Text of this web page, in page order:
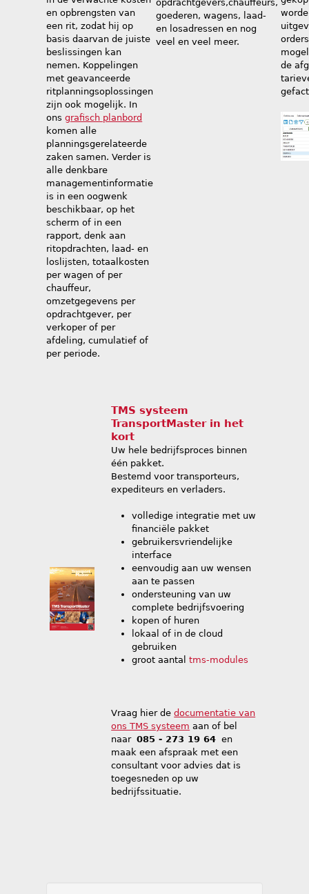
en opbrengsten van
een rit, zodat hij op
basis daarvan de juiste
beslissingen kan
nemen. Koppelingen
met geavanceerde
ritplanningsoplossingen
zijn ook mogelijk. In
onsgrafisch planbord
komen alle
planningsgerelateerde
zaken samen. Verder is
alle denkbare
managementinformatie
is in een oogwenk
beschikbaar, op het
scherm of in een
rapport, denk aan
ritopdrachten, laad- en
loslijsten, totaalkosten
per wagen of per
chauffeur,
omzetgegevens per
opdrachtgever, per
verkoper of per
afdeling, cumulatief of
per periode.
opdrachtgevers,chauffeurs,
goederen, wagens, laad-
en losadressen en nog
veel en veel meer.
de
TMS systeem
TransportMaster in het
kort
Uw hele bedrijfsproces binnen
één pakket.
Bestemd voor transporteurs,
expediteurs en verladers.
volledige integratie met uw
financiële pakket
gebruikersvriendelijke
interface
eenvoudig aan uw wensen
aan te passen
ondersteuning van uw
complete bedrijfsvoering
kopen of huren
lokaal of in de cloud
gebruiken
groot aantaltms-modules
Vraag hierdedocumentatie van
ons TMS systeem aan of bel
naar 085 - 273 19 64 en
maak een afspraak met een
consultant voor advies dat is
toegesneden op uw
bedrijfssituatie.